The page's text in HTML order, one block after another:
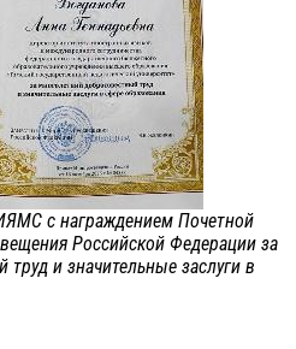
с награждением Почетной
Российской Федерации за
и значительные заслуги в